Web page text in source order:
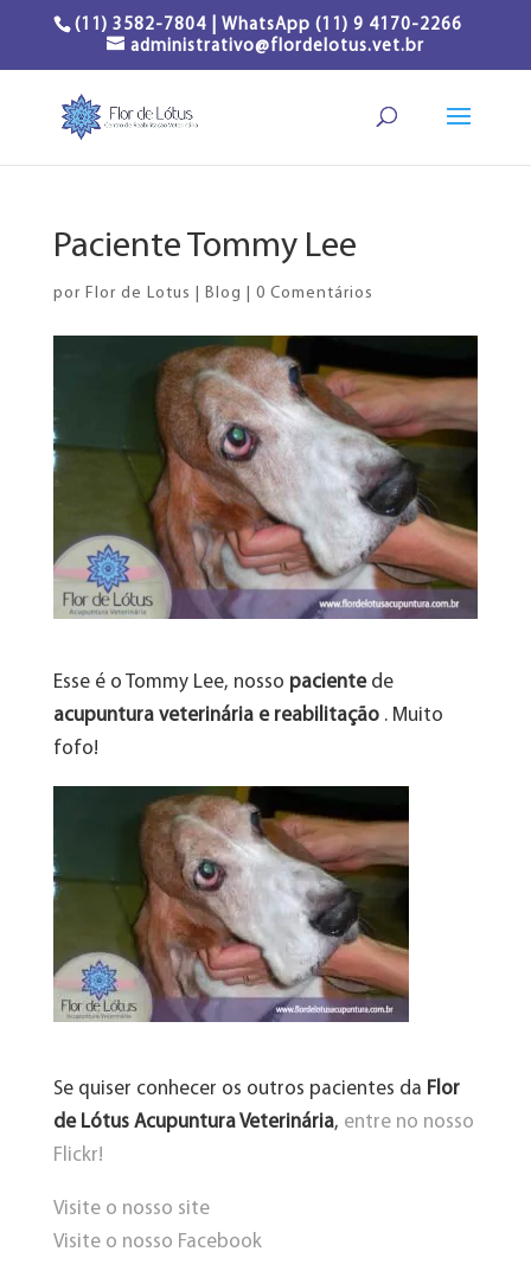
(11) 3582-7804 | WhatsApp (11) 9 4170-2266
administrativo@flordelotus.vet.br
Paciente Tommy Lee
por Flor de Lotus Blog 0 Comentários
Esse é o Tommy Lee, nosso paciente de
acupuntura veterinária e reabilitação . Muito
fofo!
Se quiser conhecer os outros pacientes da Flor
de Lótus Acupuntura Veterinária, entre no nosso
Flickr!
Visite o nosso site
Visite o nosso Facebook